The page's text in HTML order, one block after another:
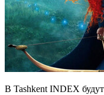
В Tashkent INDEX